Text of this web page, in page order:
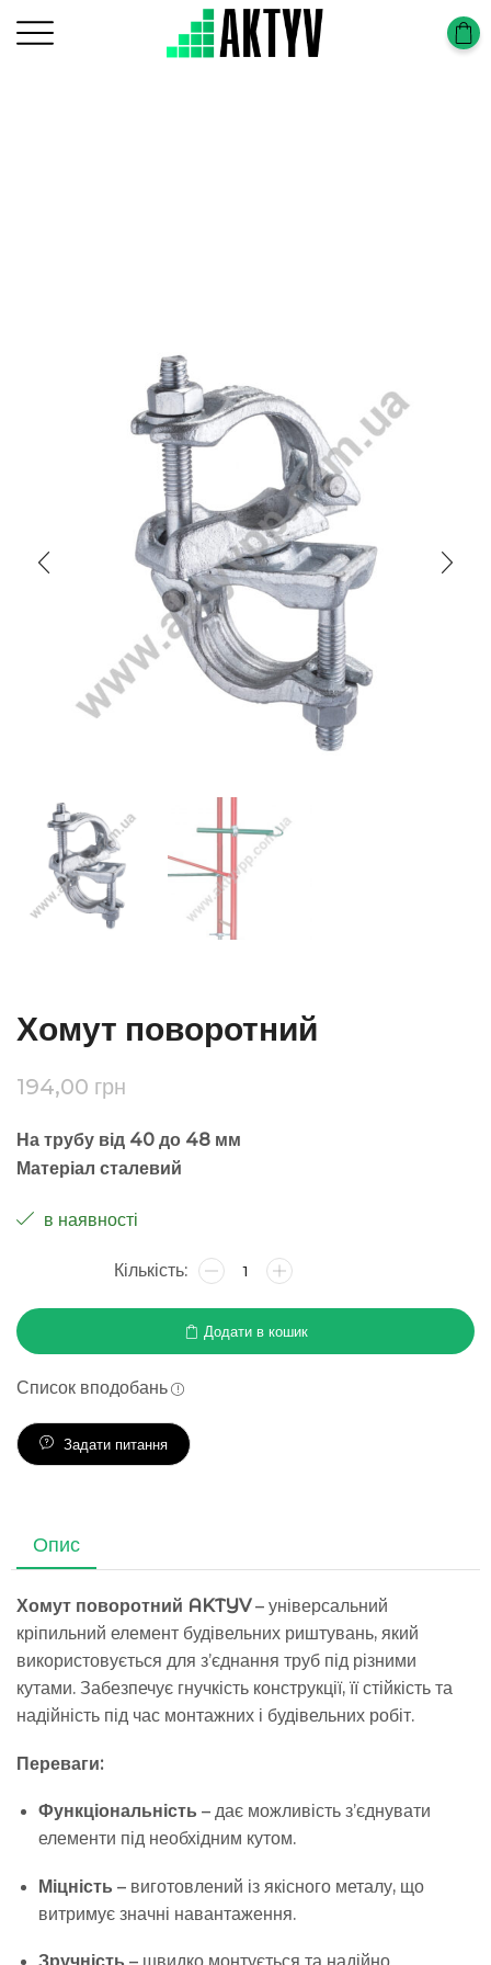
Хомут поворотний
194,00 грн
На трубу від 40 до 48 мм
Матеріал сталевий
в наявності
Додати в кошик
Список вподобань
Задати питання
Опис
Хомут поворотний AKTYV– універсальний
кріпильний елемент будівельних риштувань, який
використовується для з’єднання труб під різними
кутами. Забезпечує гнучкість конструкції, її стійкість та
надійність під час монтажних і будівельних робіт.
Переваги:
Функціональність – дає можливість з’єднувати
елементи під необхідним кутом.
Міцність – виготовлений із якісного металу, що
витримує значні навантаження.